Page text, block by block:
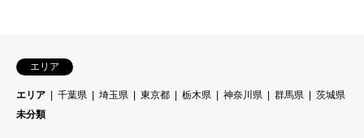
エリア
エリア 千葉県 埼玉県 東京都 栃木県 神奈川県 群馬県
茨城県
未分類